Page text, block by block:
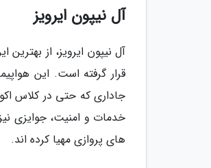
آل نیپون ایرویز
آل نیپون ایرویز، از
جاداری که حتی در کلاس
خدمات و امنیت، جوایزی
های پروازی مهیا کرده اند.